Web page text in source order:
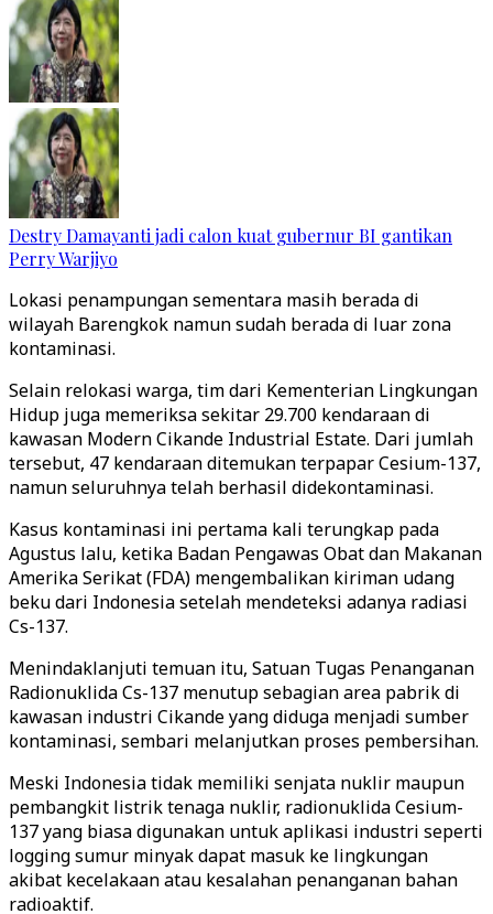
Destry Damayanti jadi calon kuat gubernur BI gantikan
Perry Warjiyo
Lokasi penampungan sementara masih berada di
wilayah Barengkok namun sudah berada di luar zona
kontaminasi.
Selain relokasi warga, tim dari Kementerian Lingkungan
Hidup juga memeriksa sekitar 29.700 kendaraan di
kawasan Modern Cikande Industrial Estate. Dari jumlah
tersebut, 47 kendaraan ditemukan terpapar Cesium-137,
namun seluruhnya telah berhasil didekontaminasi.
Kasus kontaminasi ini pertama kali terungkap pada
Agustus lalu, ketika Badan Pengawas Obat dan Makanan
Amerika Serikat (FDA) mengembalikan kiriman udang
beku dari Indonesia setelah mendeteksi adanya radiasi
Cs-137.
Menindaklanjuti temuan itu, Satuan Tugas Penanganan
Radionuklida Cs-137 menutup sebagian area pabrik di
kawasan industri Cikande yang diduga menjadi sumber
kontaminasi, sembari melanjutkan proses pembersihan.
Meski Indonesia tidak memiliki senjata nuklir maupun
pembangkit listrik tenaga nuklir, radionuklida Cesium-
137 yang biasa digunakan untuk aplikasi industri seperti
logging sumur minyak dapat masuk ke lingkungan
akibat kecelakaan atau kesalahan penanganan bahan
radioaktif.